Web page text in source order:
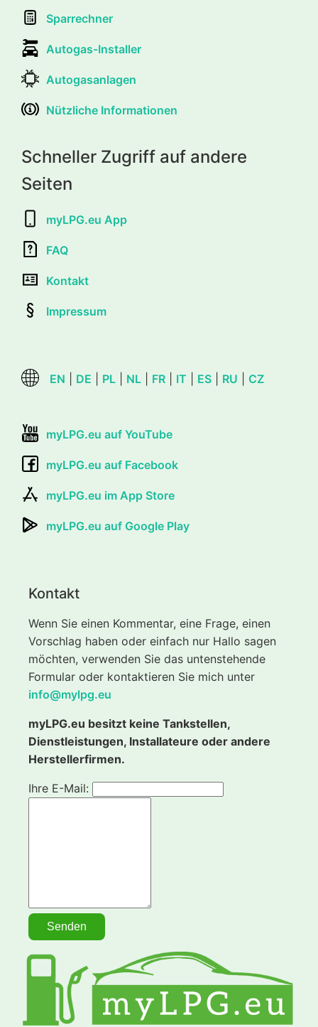
Sparrechner
Autogas-Installer
Autogasanlagen
Nützliche Informationen
Schneller Zugriff auf andere
Seiten
myLPG.eu App
FAQ
Kontakt
Impressum
EN DE PL NL FR IT ES RU CZ
myLPG.eu auf YouTube
myLPG.eu auf Facebook
myLPG.eu im App Store
myLPG.eu auf Google Play
Kontakt
Wenn Sie einen Kommentar, eine Frage, einen
Vorschlag haben oder einfach nur Hallo sagen
möchten, verwenden Sie das untenstehende
Formular oder kontaktieren Sie mich unter
info@mylpg.eu
myLPG.eu besitzt keine Tankstellen,
Dienstleistungen, Installateure oder andere
Herstellerfirmen.
Ihre E-Mail: